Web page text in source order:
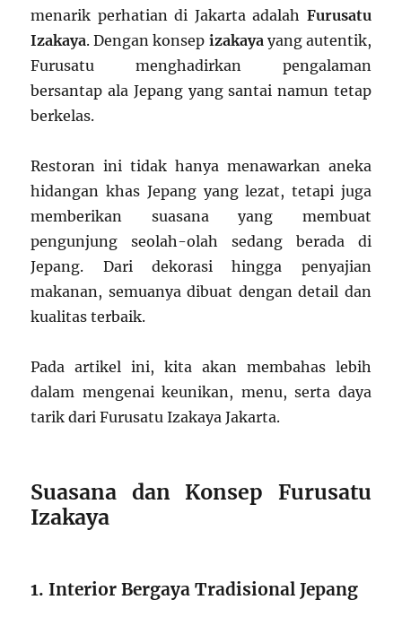
menarik perhatian di Jakarta adalah Furusatu
Izakaya. Dengan konsep izakaya yang autentik,
Furusatu menghadirkan pengalaman
bersantap ala Jepang yang santai namun tetap
berkelas.
Restoran ini tidak hanya menawarkan aneka
hidangan khas Jepang yang lezat, tetapi juga
memberikan suasana yang membuat
pengunjung seolah-olah sedang berada di
Jepang. Dari dekorasi hingga penyajian
makanan, semuanya dibuat dengan detail dan
kualitas terbaik.
Pada artikel ini, kita akan membahas lebih
dalam mengenai keunikan, menu, serta daya
tarik dari Furusatu Izakaya Jakarta.
Suasana dan Konsep Furusatu
Izakaya
1. Interior Bergaya Tradisional Jepang